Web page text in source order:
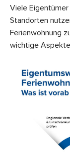
Viele
Standorten
Ferienwohnung
wichtige